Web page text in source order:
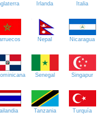
Irlanda Italia
Nepal Nicaragua
Senegal Singapur
Tanzania Turquía